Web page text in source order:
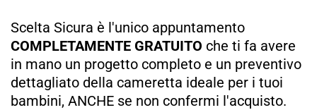
Scelta Sicura è l'unico appuntamento
COMPLETAMENTE GRATUITO che ti fa avere
in mano un progetto completo e un preventivo
dettagliato della cameretta ideale per i tuoi
bambini, ANCHE se non confermi l'acquisto.